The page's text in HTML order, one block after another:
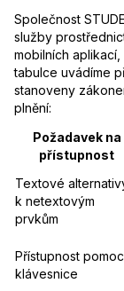
Společnost
služby
mobilních
tabulce uvádíme
stanoveny
plnění:
Požadavek na
přístupnost
Textové
k netextovým
prvkům
Přístupnost
klávesnice